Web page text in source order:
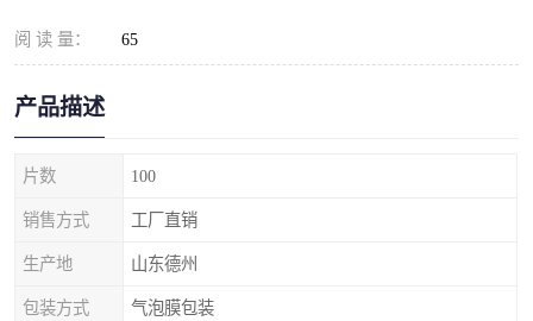
阅 读 量： 65
产品描述
片数 100
销售方式 工厂直销
生产地 山东德州
包装方式 气泡膜包装